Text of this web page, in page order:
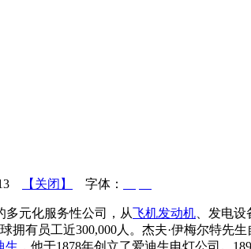
【关闭】 字体：
多元化服务性公司，从飞机发动机 、发电
拥有员工近300,000人。杰夫·伊梅尔特先
生 ，他于1878年创立了爱迪生电灯公司。